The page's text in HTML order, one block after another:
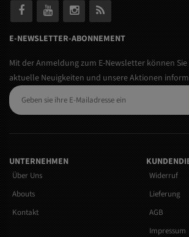
E-NEWSLETTER-ABONNEMENT
Mit der Anmeldung zum E-Newsletter können
aktuelle Neuigkeiten und unsere Aktionen
UNTERNEHMEN
Über Uns
Abouts
Kontakt
Widerruf
Lieferung
AGB
Impressum